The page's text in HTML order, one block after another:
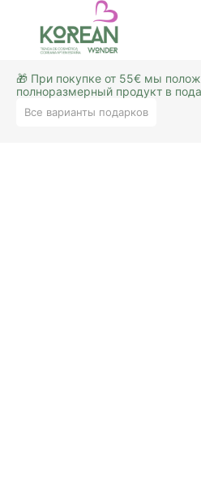
🎁 При покупке от 55€ мы
полноразмерный продукт в
Все варианты подарков